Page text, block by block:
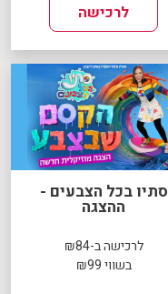
לרכישה
סתיו בכל הצבעים -
ההצגה
לרכישה ב-₪84
בשווי ₪99